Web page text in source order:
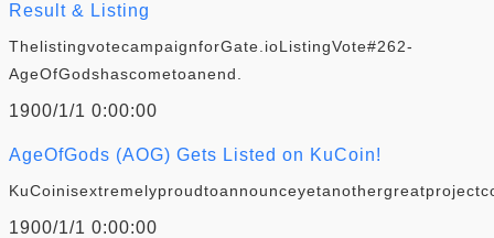
Result & Listing
ThelistingvotecampaignforGate.ioListingVote#262-
AgeOfGodshascometoanend.
1900/1/1 0:00:00
AgeOfGods (AOG) Gets Listed on KuCoin!
1900/1/1 0:00:00